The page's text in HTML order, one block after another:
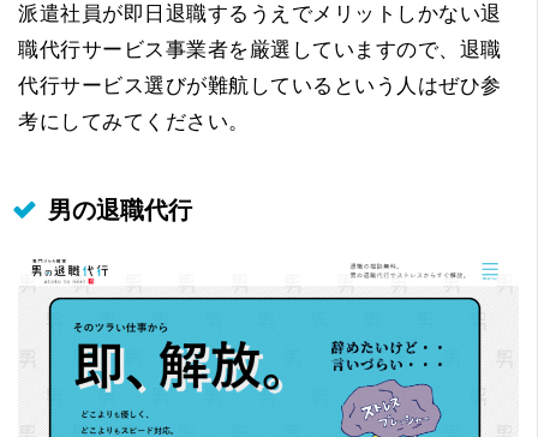
派遣社員が即日退職するうえでメリットしかない退
職代行サービス事業者を厳選していますので、退職
代行サービス選びが難航しているという人はぜひ参
考にしてみてください。
男の退職代行